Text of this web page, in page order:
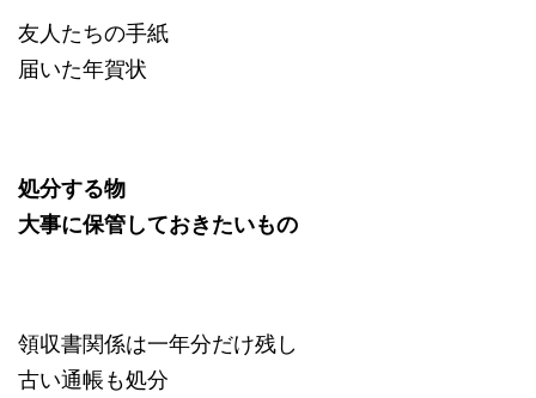
友人たちの手紙
届いた年賀状
処分する物
大事に保管しておきたいもの
領収書関係は一年分だけ残し
古い通帳も処分